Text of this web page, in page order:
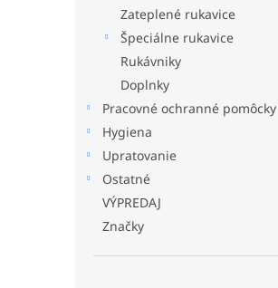
Zateplené rukavice
Špeciálne rukavice
Rukávniky
Doplnky
Pracovné ochranné pomôcky
Hygiena
Upratovanie
Ostatné
VÝPREDAJ
Značky